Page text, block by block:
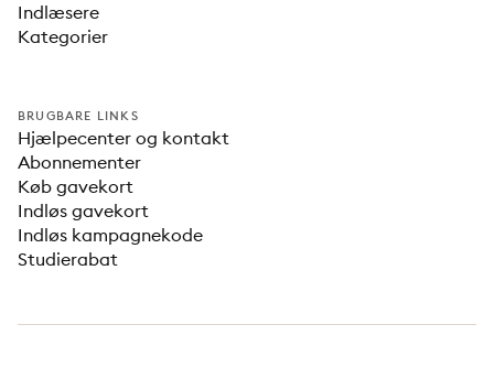
Indlæsere
Kategorier
BRUGBARE LINKS
Hjælpecenter og kontakt
Abonnementer
Køb gavekort
Indløs gavekort
Indløs kampagnekode
Studierabat